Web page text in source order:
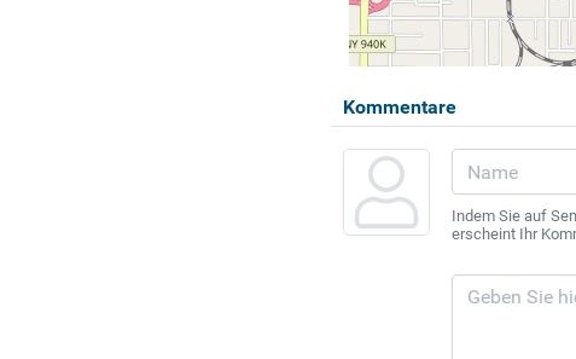
Kommentare
Indem Sie auf
erscheint Ihr